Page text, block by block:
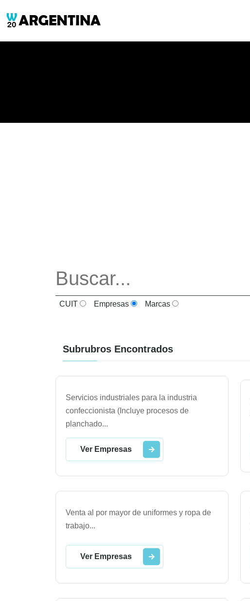
CUIT Empresas Marcas
Subrubros Encontrados
Servicios industriales para la industria
confeccionista (Incluye procesos de
planchado...
Ver Empresas
Venta al por mayor de uniformes y ropa de
trabajo...
Ver Empresas